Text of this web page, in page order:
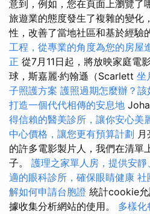
意到，例如，您在頁面上瀏覽了
旅遊業的態度發生了複雜的變化
性，改善了當地社區和基於經驗
工程，從專業的角度為您的房屋
正 從7月11日起，將放映家庭電
球，斯嘉麗·約翰遜（Scarlett 坐
子照護方案 護照過期怎麼辦？該
打造一個代代相傳的安息地
得信賴的醫美診所，讓你安心美
中心價格，讓您更有預算計劃
的許多電影製片人，我們在清單
子。 護理之家單人房，提供安
適的眼科診所，確保眼睛健康 社
解如何申請台胞證 統計cookie允
據收集分析網站的使用。 多樣化